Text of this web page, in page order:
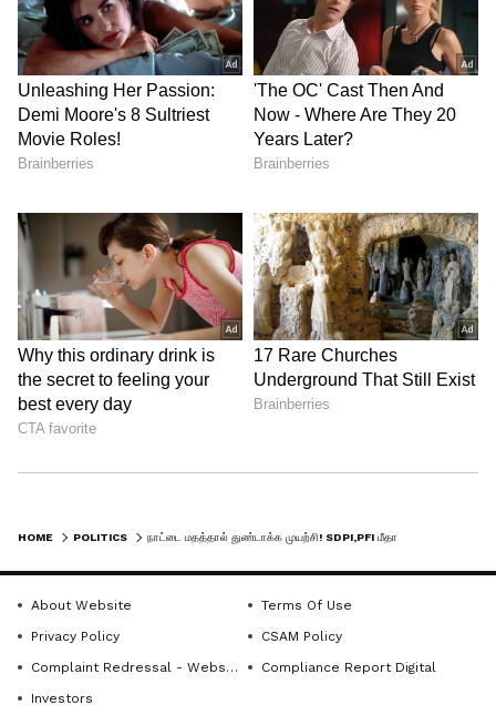
அதிகாரத்திமிர் கொண்டு சனநாயகத்தைக்
குழிதோண்டிப் புதைத்து, ஒற்றைக்கட்சி
அரசின் இச்செயலுக்கு எனது
வன்மையானக் கண்டனங்களையும்,
எதிர்ப்புணர்வையும் பதிவுசெய்கிறேன் என
சீமான் கூறியுள்ளார்.
HOME POLITICS
About Website
Terms Of Use
Privacy Policy
CSAM Policy
Complaint Redressal - Website
Compliance Report Digital
Investors